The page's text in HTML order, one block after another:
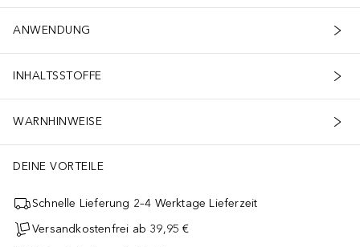
ANWENDUNG
INHALTSSTOFFE
WARNHINWEISE
DEINE VORTEILE
Schnelle Lieferung 2–4 Werktage Lieferzeit
Versandkostenfrei ab 39,95 €